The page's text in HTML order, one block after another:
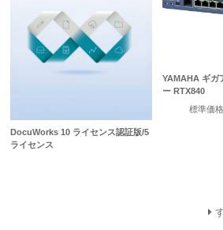
DocuWorks 10 ライセンス認証版/5
ライセンス
YAMAHA ギガ
ー RTX840
標準価